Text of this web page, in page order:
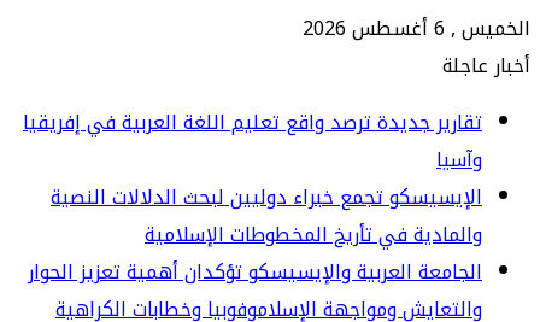
2026
جديدة ترصد واقع تعليم اللغة العربية في إفريقيا
تجمع خبراء دوليين لبحث الدلالات النصية
في تأريخ المخطوطات الإسلامية
العربية والإيسيسكو تؤكدان أهمية تعزيز الحوار
ومواجهة الإسلاموفوبيا وخطابات الكراهية